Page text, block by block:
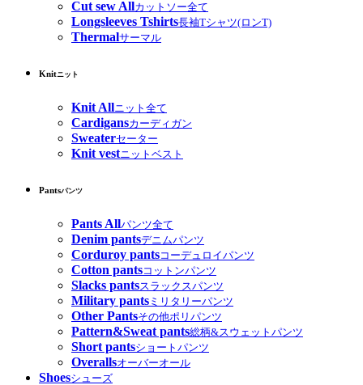
Cut sew Allカットソー全て
Longsleeves Tshirts長袖Tシャツ(ロンT)
Thermalサーマル
Knitニット
Knit Allニット全て
Cardigansカーディガン
Sweaterセーター
Knit vestニットベスト
Pantsパンツ
Pants Allパンツ全て
Denim pantsデニムパンツ
Corduroy pantsコーデュロイパンツ
Cotton pantsコットンパンツ
Slacks pantsスラックスパンツ
Military pants ミリタリーパンツ
Other Pantsその他ポリパンツ
Pattern&Sweat pants総柄&スウェットパンツ
Short pantsショートパンツ
Overallsオーバーオール
Shoesシューズ